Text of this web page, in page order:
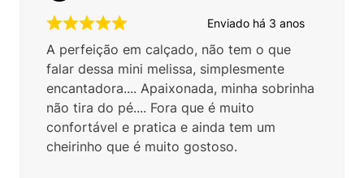
Enviado há 3 anos
A perfeição em calçado, não tem o que
falar dessa mini melissa, simplesmente
encantadora.... Apaixonada, minha sobrinha
não tira do pé.... Fora que é muito
confortável e pratica e ainda tem um
cheirinho que é muito gostoso.